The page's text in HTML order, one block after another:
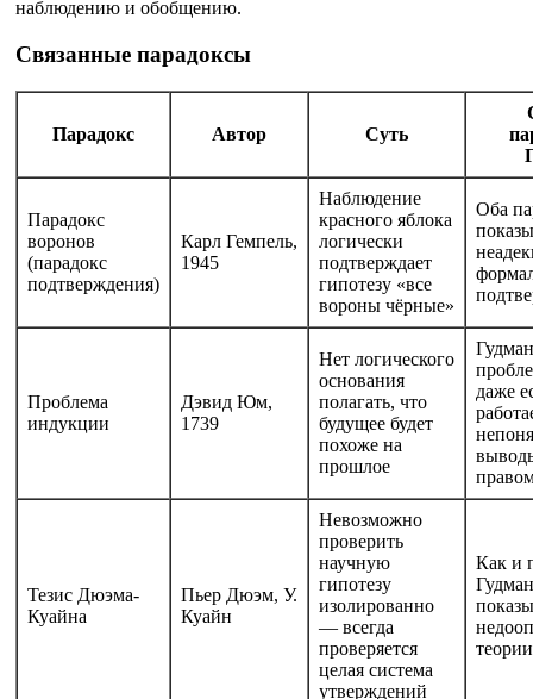
наблюдению и обобщению.
Связанные парадоксы
Парадокс Автор Суть
Парадокс
воронов
(парадокс
подтверждения)
Карл Гемпель,
1945
Наблюдение
красного яблока
логически
подтверждает
гипотезу «все
вороны чёрные»
Оба
Проблема
индукции
Дэвид Юм,
1739
Нет логического
основания
полагать, что
будущее будет
похоже на
прошлое
даже
Тезис Дюэма-
Куайна
Пьер Дюэм, У.
Куайн
Невозможно
проверить
научную
гипотезу
изолированно
— всегда
проверяется
целая система
утверждений
Как и